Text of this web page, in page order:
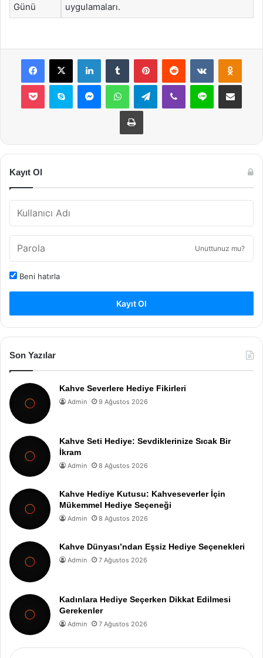
Günü
uygulamaları.
Facebook
X LinkedInTumblr PinterestReddit VKontakte
Pocket Skype MessengerWhatsAppTelegramViber Line E-Posta ile
Yazdır
Kayıt Ol
Unuttunuz mu?
Beni hatırla
Kayıt Ol
Son Yazılar
Kahve Severlere Hediye Fikirleri
Admin 9 Ağustos 2026
Kahve Seti Hediye: Sevdiklerinize Sıcak Bir
İkram
Admin 8 Ağustos 2026
Kahve Hediye Kutusu: Kahveseverler İçin
Mükemmel Hediye Seçeneği
Admin 8 Ağustos 2026
Kahve Dünyası’ndan Eşsiz Hediye Seçenekleri
Admin 7 Ağustos 2026
Kadınlara Hediye Seçerken Dikkat Edilmesi
Gerekenler
Admin 7 Ağustos 2026